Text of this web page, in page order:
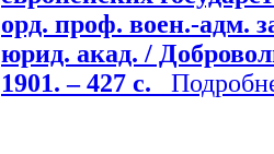
орд. проф. воен.-адм.
юрид. акад. /
1901. – 427 с.